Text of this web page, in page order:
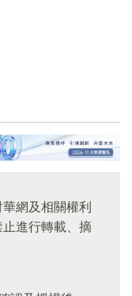
網及相關權利
止進行轉載、摘